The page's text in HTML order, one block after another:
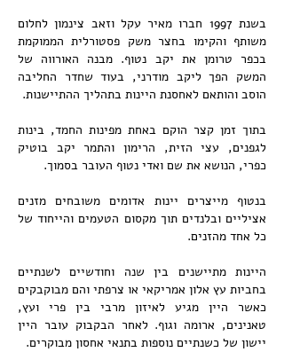
בשנת 1997 חברו מאיר עקל וזאב צינמון לחלום
משותף והקימו בחצר משק פסטורלית הממוקמת
בכפר טרומן את יקב נטוף. מבנה האורווה של
המשק הפך ליקב מודרני, בעוד שחדר החליבה
הוסב והותאם לאחסנת היינות בתהליך ההתיישנות.
בתוך זמן קצר הוקם באחת מפינות החמד, בינות
לגפנים, עצי הזית, הרימון והתמר יקב בוטיק
כפרי, הנושא את שם ואדי נטוף העובר בסמוך.
בנטוף מייצרים יינות אדומים משובחים מזנים
אציליים ובלנדים תוך מקסום הטעמים והייחוד של
כל אחד מהזנים.
היינות מתיישנים בין שנה וחודשיים לשנתיים
בחביות עץ אלון אמריקאי או צרפתי והם מבוקבקים
כאשר היין מגיע לאיזון מרבי בין פרי ועץ,
טאנינים, ארומה וגוף. לאחר הבקבוק עובר היין
יישון של כשנתיים נוספות בתנאי אחסון מבוקרים.